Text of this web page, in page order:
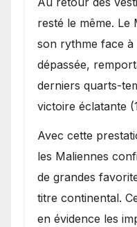
resté le même. Le
son rythme face à
dépassée,
derniers quarts-
victoire éclatante
Avec cette
les Maliennes
de grandes
titre continental.
en évidence les